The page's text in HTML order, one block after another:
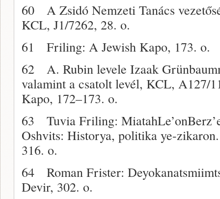
60 A Zsidó Nemzeti Tanács
KCL, J1/7262, 28. o.
61 Friling: A Jewish Kapo, 173. o.
62 A. Rubin levele Izaak
valamint a csatolt levél, KCL, A127/
Kapo, 172–173. o.
63 Tuvia Friling:
Oshvits: Historya, politika ye-
316. o.
64 Roman Frister:
Devir, 302. o.